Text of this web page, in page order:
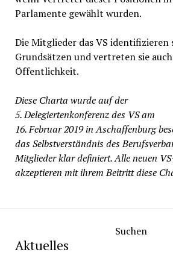
Parlamente gewählt wurden.
Die Mitglieder das VS identifizieren
Grundsätzen und vertreten sie
Öffentlichkeit.
Diese Charta wurde auf der
5. Delegiertenkonferenz des VS am
16. Februar 2019 in Aschaffenburg
das Selbstverständnis des
Mitglieder klar definiert. Alle neuen
akzeptieren mit ihrem Beitritt diese
Suchen
Aktuelles